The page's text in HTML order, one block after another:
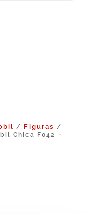
/ Figuras /
Chica F042 –